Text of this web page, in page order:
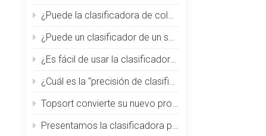
¿Puede la clasificadora de color Topsort clasificar los granos de café por tamaño, color y defectos a la vez?
¿Puede un clasificador de un solo color manejar múltiples materiales?
¿Es fácil de usar la clasificadora de café por color? ¿Requiere capacitación especializada?
¿Cuál es la “precisión de clasificación” de una máquina clasificadora óptica de color?
Topsort convierte su nuevo producto en el clasificador de color más pequeño del mundo
Presentamos la clasificadora por color de trigo Topsort: una revolución en la tecnología de clasificación de granos